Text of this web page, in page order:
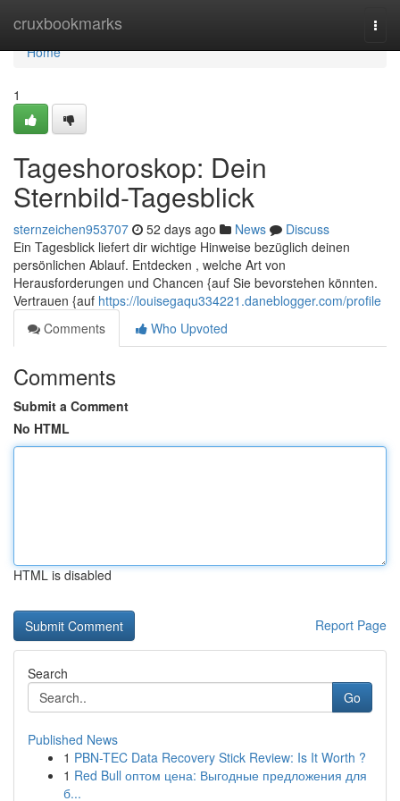
cruxbookmarks
Home
Home
1
Tageshoroskop: Dein
Sternbild-Tagesblick
sternzeichen953707 52 days ago News
Discuss
Ein Tagesblick liefert dir wichtige Hinweise bezüglich deinen
persönlichen Ablauf. Entdecken , welche Art von
Herausforderungen und Chancen {auf Sie bevorstehen könnten.
Vertrauen {auf https://louisegaqu334221.daneblogger.com/profile
Comments
Who Upvoted
Comments
Submit a Comment
No HTML
HTML is disabled
Report Page
Search
Go
Published News
1 PBN-TEC Data Recovery Stick Review: Is It Worth ?
1 Red Bull оптом цена: Выгодные предложения для
б...